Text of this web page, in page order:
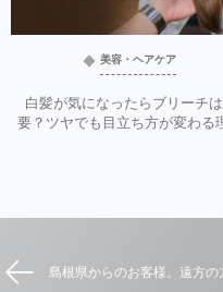
美容・ヘアケア
白髪が気になったらブリーチ
要？ツヤでも目立ち方が変わる
島根県からのお客様。遠方の